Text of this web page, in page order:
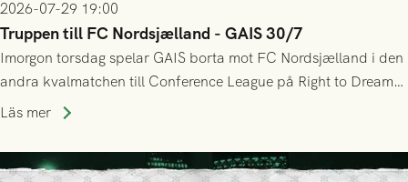
2026-07-29 19:00
Truppen till FC Nordsjælland - GAIS 30/7
Imorgon torsdag spelar GAIS borta mot FC Nordsjælland i den
andra kvalmatchen till Conference League på Right to Dream
Park! Fredrik Holmberg och ledarstaben har tagit ut följande
Läs mer